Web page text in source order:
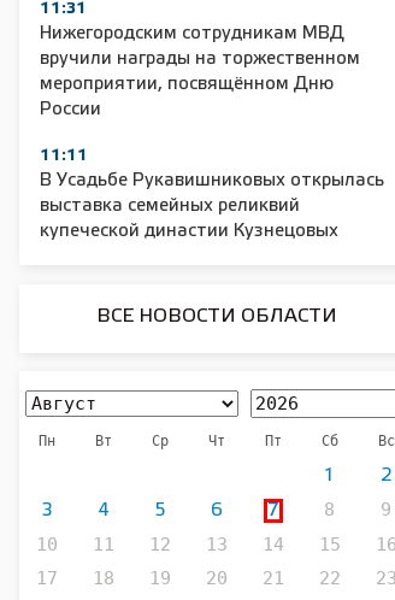
11:31
Нижегородским сотрудникам МВД
вручили награды на торжественном
мероприятии, посвящённом Дню
России
11:11
В Усадьбе Рукавишниковых открылась
выставка семейных реликвий
купеческой династии Кузнецовых
ВСЕ НОВОСТИ ОБЛАСТИ
Пн Вт Ср Чт Пт Сб Вс
1 2
3 4 5 6 7 8
9
10
11 12 13 14 15
16
17
18 19 20 21 22
23